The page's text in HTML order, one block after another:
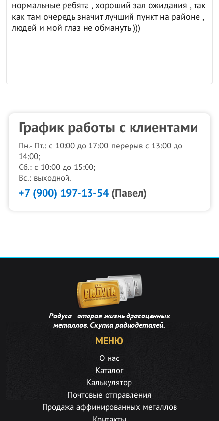
нормальные ребята , хороший зал ожидания , так
как там очередь значит лучший пункт на районе ,
людей и мой глаз не обмануть )))
График работы с клиентами
Пн.- Пт.: с 10:00 до 17:00, перерыв с 13:00 до
14:00;
Сб.: с 10:00 до 15:00;
Вс.: выходной.
+7 (900) 197-13-54(Павел)
Радуга - вторая жизнь драгоценных
металлов. Скупка радиодеталей.
МЕНЮ
О нас
Каталог
Калькулятор
Почтовые отправления
Продажа аффинированных металлов